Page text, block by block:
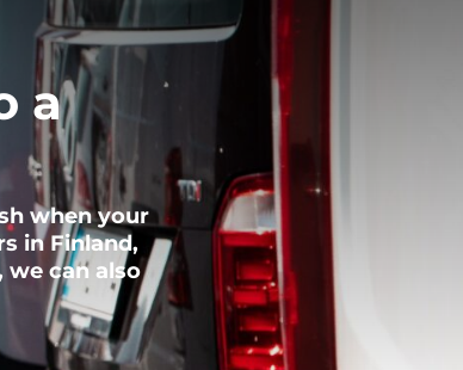
a
when your
in Finland,
we can also